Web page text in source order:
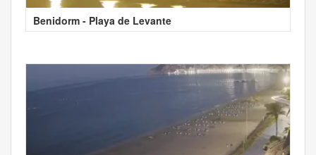
Benidorm - Playa de Levante